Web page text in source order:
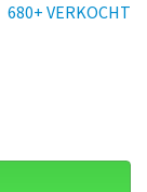
680+ VERKOCHT